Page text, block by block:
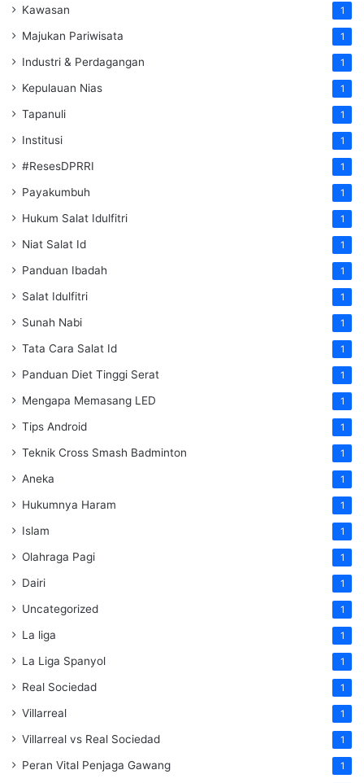
Kawasan 1
Majukan Pariwisata 1
Industri & Perdagangan 1
Kepulauan Nias 1
Tapanuli 1
Institusi 1
#ResesDPRRI 1
Payakumbuh 1
Hukum Salat Idulfitri 1
Niat Salat Id 1
Panduan Ibadah 1
Salat Idulfitri 1
Sunah Nabi 1
Tata Cara Salat Id 1
Panduan Diet Tinggi Serat 1
Mengapa Memasang LED 1
Tips Android 1
Teknik Cross Smash Badminton 1
Aneka 1
Hukumnya Haram 1
Islam 1
Olahraga Pagi 1
Dairi 1
Uncategorized 1
La liga 1
La Liga Spanyol 1
Real Sociedad 1
Villarreal 1
Villarreal vs Real Sociedad 1
Peran Vital Penjaga Gawang 1